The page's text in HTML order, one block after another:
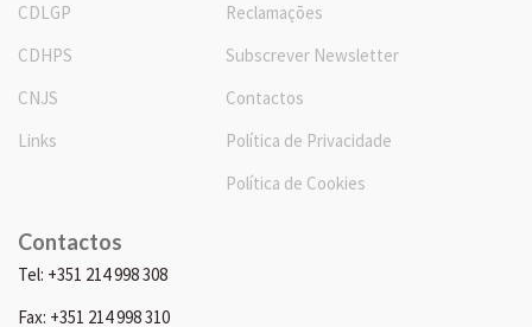
CDLGP
CDHPS
CNJS
Links
Reclamações
Subscrever Newsletter
Contactos
Política de Privacidade
Política de Cookies
Contactos
Tel: +351 214 998 308
Fax: +351 214 998 310